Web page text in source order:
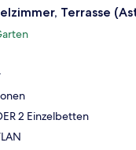
Terrasse
2 Einzelbetten